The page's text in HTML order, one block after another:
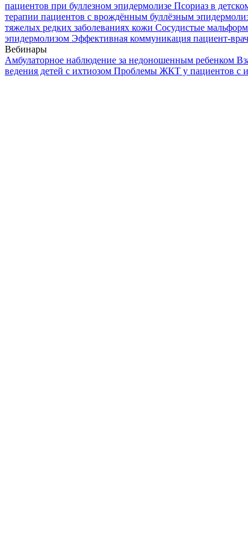
пациентов при буллезном эпидермолизе Псориаз в
терапии пациентов с врождённым буллёзным
тяжелых редких заболеваниях кожи Сосудистые
эпидермолизом Эффективная коммуникация пациент-врач
Вебинары
Амбулаторное наблюдение за недоношенным ребенком
ведения детей с ихтиозом Проблемы ЖКТ у пациентов с